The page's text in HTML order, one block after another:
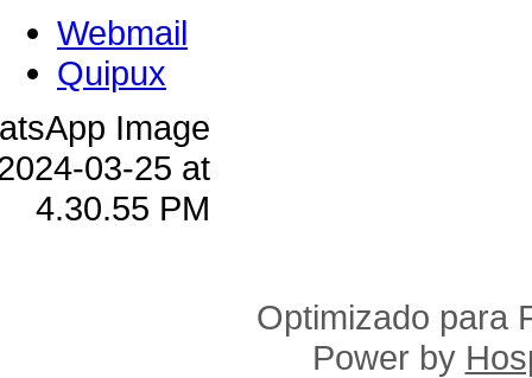
Webmail
Quipux
Optimizado para
Power by